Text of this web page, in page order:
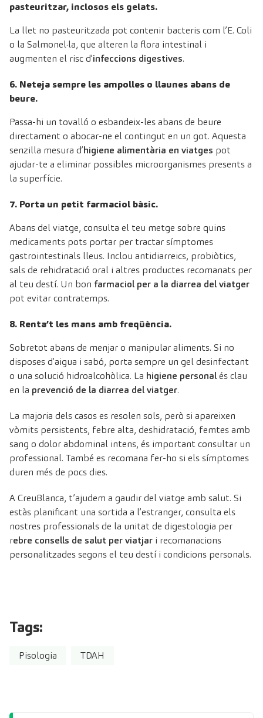
pasteuritzar, inclosos els gelats.
La llet no pasteuritzada pot contenir bacteris com l’E. Coli
o la Salmonel·la, que alteren la flora intestinal i
augmenten el risc d’infeccions digestives.
6. Neteja sempre les ampolles o llaunes abans de
beure.
Passa-hi un tovalló o esbandeix-les abans de beure
directament o abocar-ne el contingut en un got. Aquesta
senzilla mesura d’higiene alimentària en viatges pot
ajudar-te a eliminar possibles microorganismes presents a
la superfície.
7. Porta un petit farmaciol bàsic.
Abans del viatge, consulta el teu metge sobre quins
medicaments pots portar per tractar símptomes
gastrointestinals lleus. Inclou antidiarreics, probiòtics,
sals de rehidratació oral i altres productes recomanats per
al teu destí. Un bon farmaciol per a la diarrea del viatger
pot evitar contratemps.
8. Renta’t les mans amb freqüència.
Sobretot abans de menjar o manipular aliments. Si no
disposes d’aigua i sabó, porta sempre un gel desinfectant
o una solució hidroalcohòlica. La higiene personalés clau
en la prevenció de la diarrea del viatger.
La majoria dels casos es resolen sols, però si apareixen
vòmits persistents, febre alta, deshidratació, femtes amb
sang o dolor abdominal intens, és important consultar un
professional. També es recomana fer-ho si els símptomes
duren més de pocs dies.
A CreuBlanca, t’ajudem a gaudir del viatge amb salut. Si
estàs planificant una sortida a l’estranger, consulta els
nostres professionals de la unitat de digestologia per
rebre consells de salut per viatjar i recomanacions
personalitzades segons el teu destí i condicions personals.
Tags:
Pisologia TDAH